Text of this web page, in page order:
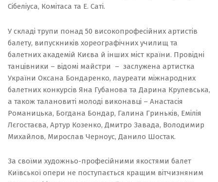
Сібеліуса, Комітаса та Е. Саті.
У складі трупи понад 50 високопрофесійних артистів
балету, випускників хореографічних училищ та
балетних академій Києва й інших міст країни. Провідні
танцівники – відомі майстри – заслужена артистка
України Оксана Бондаренко, лауреати міжнародних
балетних конкурсів Яна Губанова та Дарина Крулевська,
а також талановиті молоді виконавці – Анастасія
Романицька, Богдана Бондар, Галина Гриньків, Емілія
Лєгостаєва, Артур Козенко, Дмитро Завада, Володимир
Михайлов, Мирослав Черноус, Данило Шостак.
За своїми художньо-професійними якостями балет
Київської опери не поступається кращим вітчизняним